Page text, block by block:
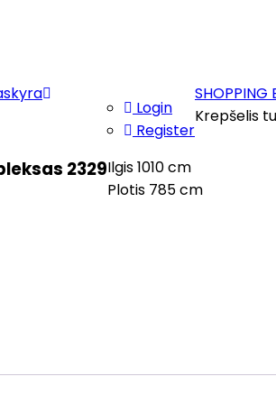
SHOPPING
Krepšelis
Login
Register
2329Ilgis 1010 cm
Plotis 785 cm